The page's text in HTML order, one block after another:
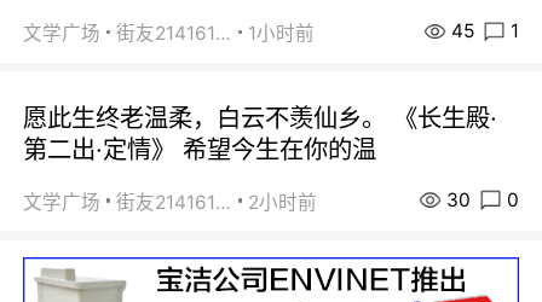
文学广场 街友21416156 1小时前 45 1
愿此生终老温柔，白云不羡仙乡。 《长生殿·
第二出·定情》 希望今生在你的温
文学广场 街友21416156 2小时前 30 0